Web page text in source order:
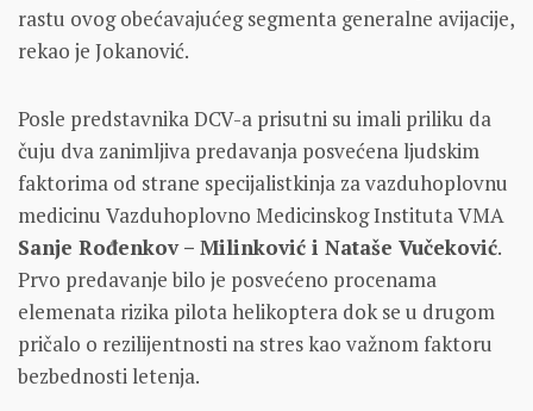
rastu ovog obećavajućeg segmenta generalne avijacije,
rekao je Jokanović.
Posle predstavnika DCV-a prisutni su imali priliku da
čuju dva zanimljiva predavanja posvećena ljudskim
faktorima od strane specijalistkinja za vazduhoplovnu
medicinu Vazduhoplovno Medicinskog Instituta VMA
Sanje Rođenkov – Milinković i Nataše Vučeković.
Prvo predavanje bilo je posvećeno procenama
elemenata rizika pilota helikoptera dok se u drugom
pričalo o rezilijentnosti na stres kao važnom faktoru
bezbednosti letenja.